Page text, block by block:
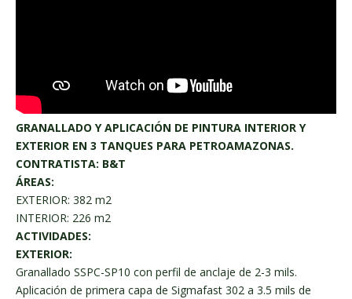
GRANALLADO Y APLICACIÓN DE PINTURA INTERIOR Y
EXTERIOR EN 3 TANQUES PARA PETROAMAZONAS.
CONTRATISTA: B&T
ÁREAS:
EXTERIOR: 382 m2
INTERIOR: 226 m2
ACTIVIDADES:
EXTERIOR:
Granallado SSPC-SP10 con perfil de anclaje de 2-3 mils.
Aplicación de primera capa de Sigmafast 302 a 3.5 mils de